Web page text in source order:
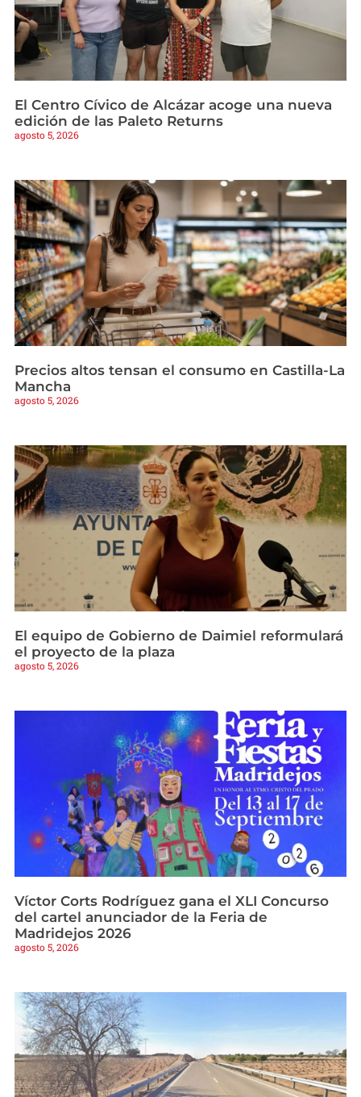
El Centro Cívico de Alcázar acoge una nueva
edición de las Paleto Returns
agosto 5, 2026
Precios altos tensan el consumo en Castilla-La
Mancha
agosto 5, 2026
El equipo de Gobierno de Daimiel reformulará
el proyecto de la plaza
agosto 5, 2026
Víctor Corts Rodríguez gana el XLI Concurso
del cartel anunciador de la Feria de
Madridejos 2026
agosto 5, 2026